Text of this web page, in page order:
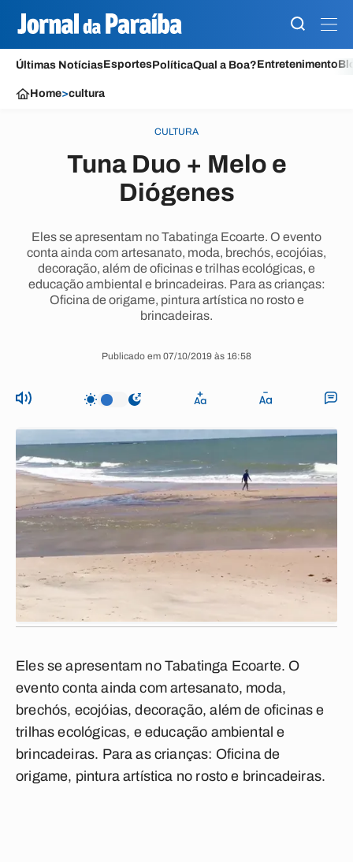
Últimas NotíciasEsportesPolíticaQual a Boa?Entretenimento
Home>cultura
CULTURA
Tuna Duo + Melo e
Diógenes
Eles se apresentam no Tabatinga Ecoarte. O evento
conta ainda com artesanato, moda, brechós, ecojóias,
decoração, além de oficinas e trilhas ecológicas, e
educação ambiental e brincadeiras. Para as crianças:
Oficina de origame, pintura artística no rosto e
brincadeiras.
Publicado em 07/10/2019 às 16:58
Eles se apresentam no Tabatinga Ecoarte. O
evento conta ainda com artesanato, moda,
brechós, ecojóias, decoração, além de oficinas e
trilhas ecológicas, e educação ambiental e
brincadeiras. Para as crianças: Oficina de
origame, pintura artística no rosto e brincadeiras.